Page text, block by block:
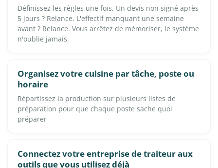
Définissez les règles une fois. Un devis non signé après
5 jours ? Relance. L'effectif manquant une semaine
avant ? Relance. Vous arrêtez de mémoriser, le système
n'oublie jamais.
Organisez votre cuisine par tâche, poste ou
horaire
Répartissez la production sur plusieurs listes de
préparation pour que chaque poste sache quoi
préparer
Connectez votre entreprise de traiteur aux
outils que vous utilisez déjà